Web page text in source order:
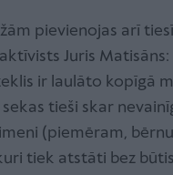
pievienojas arī
Juris Matisāns:
ir laulāto kopīgā
tieši skar
(piemēram,
tiek atstāti bez